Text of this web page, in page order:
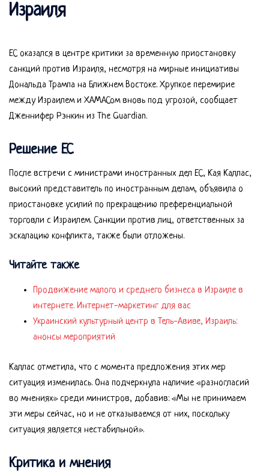
Израиля
ЕС оказался в центре критики за временную приостановку
санкций против Израиля, несмотря на мирные инициативы
Дональда Трампа на Ближнем Востоке. Хрупкое перемирие
между Израилем и ХАМАСом вновь под угрозой, сообщает
Дженнифер Рэнкин из The Guardian.
Решение ЕС
После встречи с министрами иностранных дел ЕС, Кая Каллас,
высокий представитель по иностранным делам, объявила о
приостановке усилий по прекращению преференциальной
торговли с Израилем. Санкции против лиц, ответственных за
эскалацию конфликта, также были отложены.
Читайте также
Продвижение малого и среднего бизнеса в Израиле в
интернете. Интернет-маркетинг для вас
Украинский культурный центр в Тель-Авиве, Израиль:
анонсы мероприятий
Каллас отметила, что с момента предложения этих мер
ситуация изменилась. Она подчеркнула наличие «разногласий
во мнениях» среди министров, добавив: «Мы не принимаем
эти меры сейчас, но и не отказываемся от них, поскольку
ситуация является нестабильной».
Критика и мнения